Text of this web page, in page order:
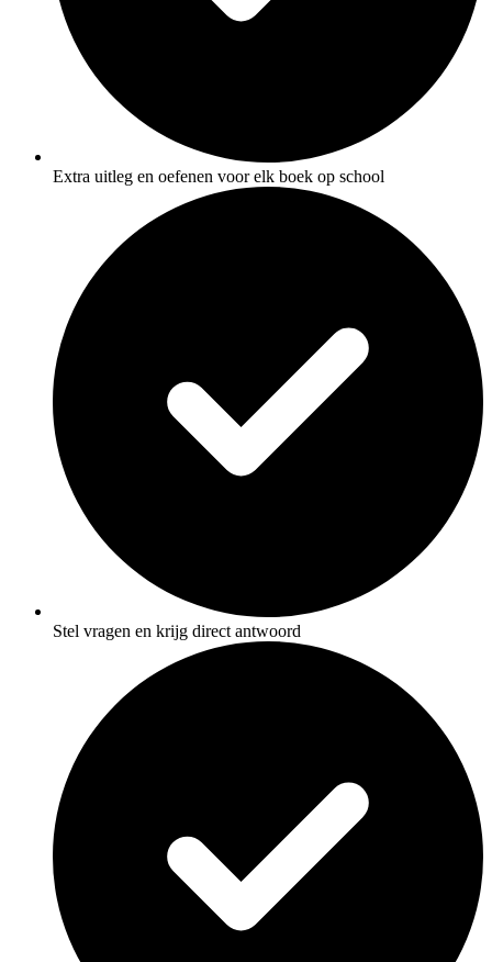
Extra uitleg en oefenen voor elk boek op school
Stel vragen en krijg direct antwoord